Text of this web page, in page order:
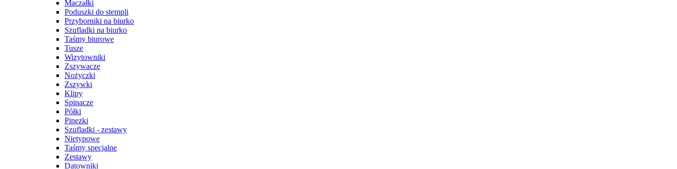
Maczałki
Poduszki do stempli
Przyborniki na biurko
Szufladki na biurko
Taśmy biurowe
Tusze
Wizytowniki
Zszywacze
Nożyczki
Zszywki
Klipy
Spinacze
Półki
Pinezki
Szufladki - zestawy
Nietypowe
Taśmy specjalne
Zestawy
Datowniki